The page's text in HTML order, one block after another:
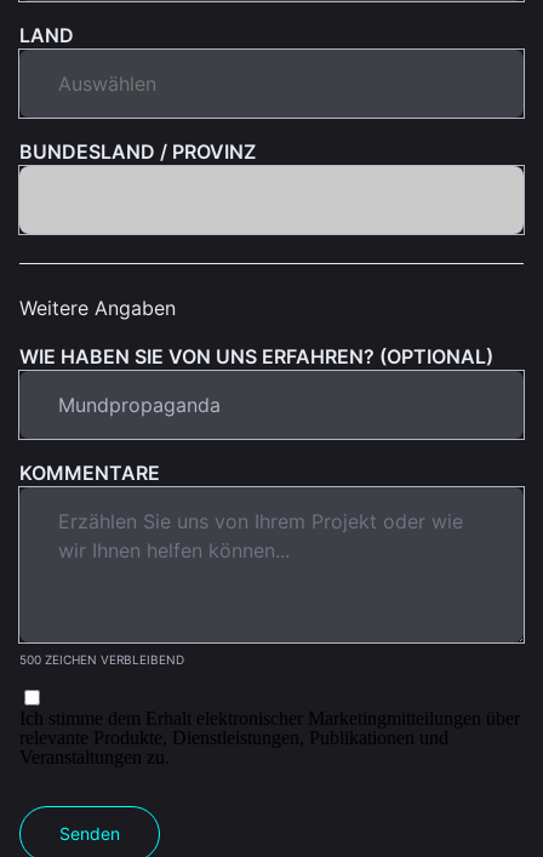
LAND
BUNDESLAND / PROVINZ
Weitere Angaben
WIE HABEN SIE VON UNS ERFAHREN? (OPTIONAL)
KOMMENTARE
500 ZEICHEN VERBLEIBEND
Ich stimme dem Erhalt elektronischer Marketingmitteilungen über
relevante Produkte, Dienstleistungen, Publikationen und
Veranstaltungen zu.
Senden